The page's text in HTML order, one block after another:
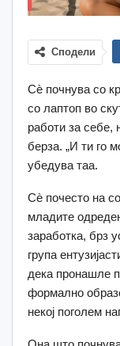
Сподели
Сѐ почнува со
со лаптоп во
работи за
берза. „И ти го
убедува таа.
Сè почесто на
младите
заработка, брз
група
дека пронашле
формално
некој поголем